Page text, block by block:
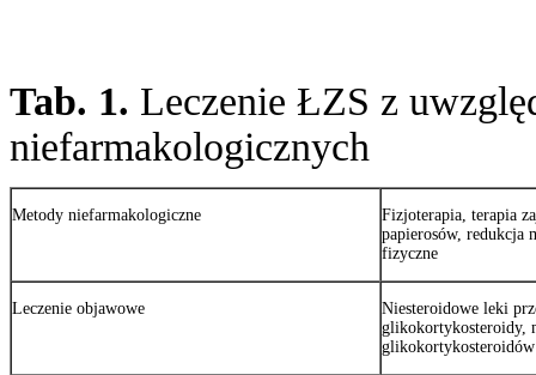
Tab. 1. Leczenie ŁZS z
niefarmakologicznych
Metody niefarmakologiczne
Fizjoterapia, terapia
papierosów, redukcja
fizyczne
Leczenie objawowe
Niesteroidowe leki
glikokortykosteroidy,
glikokortykosteroidów